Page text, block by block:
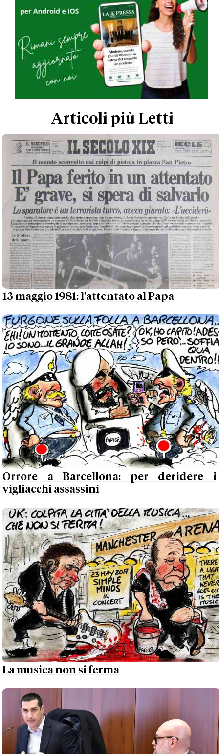
Articoli più Letti
13 maggio 1981: l'attentato al Papa
Orrore a Barcellona: per deridere i
vigliacchi assassini
La musica non si ferma